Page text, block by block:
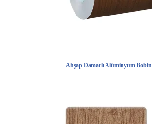
Ahşap Damarlı Alüminyum Bobin